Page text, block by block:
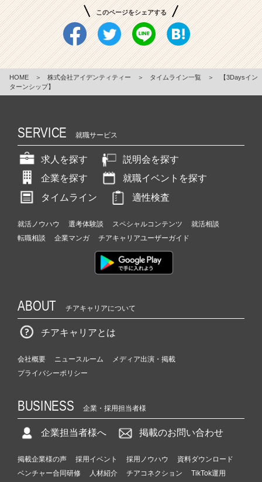
このページをシェアする
HOME ＞ 株式会社アイデンティティー ＞ タイムライン一覧 ＞
【3Daysイン
ターンシップ】
SERVICE 就職サービス
求人を探す
説明会を探す
企業を探す
就職イベントを探す
タイムライン
適性検査
就活ノウハウ 選考体験談 スペシャルコンテンツ
就活相談
転職相談
企業マンガ チアキャリアユーザーガイド
ABOUT チアキャリアについて
チアキャリアとは
会社概要 ニュースルーム
メディア出演・掲載
プライバシーポリシー
BUSINESS 企業・採用担当者様
企業担当者様へ 掲載のお問い合わせ
掲載企業様の声 採用イベント 採用ノウハウ
資料ダウンロード
ベンチャー合同研修
人材紹介 チアコネクション TikTok運用